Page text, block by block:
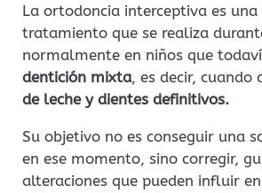
La ortodoncia interceptiva es una
tratamiento que se realiza
normalmente en niños que
dentición mixta, es decir, cuando
de leche y dientes definitivos.
Su objetivo no es conseguir una
en ese momento, sino corregir,
alteraciones que pueden influir